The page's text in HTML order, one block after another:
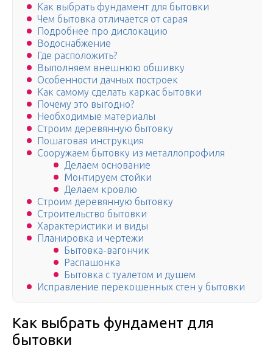
Как выбрать фундамент для бытовки
Чем бытовка отличается от сарая
Подробнее про дислокацию
Водоснабжение
Где расположить?
Выполняем внешнюю обшивку
Особенности дачных построек
Как самому сделать каркас бытовки
Почему это выгодно?
Необходимые материалы
Строим деревянную бытовку
Пошаговая инструкция
Сооружаем бытовку из металлопрофиля
Делаем основание
Монтируем стойки
Делаем кровлю
Строим деревянную бытовку
Строительство бытовки
Характеристики и виды
Планировка и чертежи
Бытовка-вагончик
Распашонка
Бытовка с туалетом и душем
Исправление перекошенных стен у бытовки
Как выбрать фундамент для
бытовки